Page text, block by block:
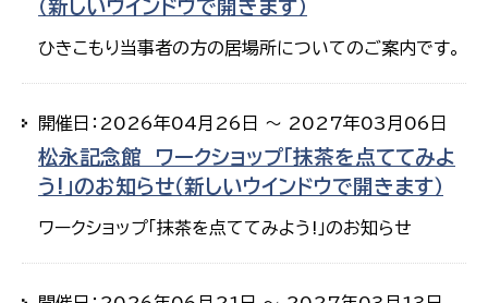
（新しいウインドウで開きます）
ひきこもり当事者の方の居場所についてのご案内です。
開催日：2026年04月26日 ～ 2027年03月06日
松永記念館 ワークショップ「抹茶を点ててみよ
う!」のお知らせ（新しいウインドウで開きます）
ワークショップ「抹茶を点ててみよう!」のお知らせ